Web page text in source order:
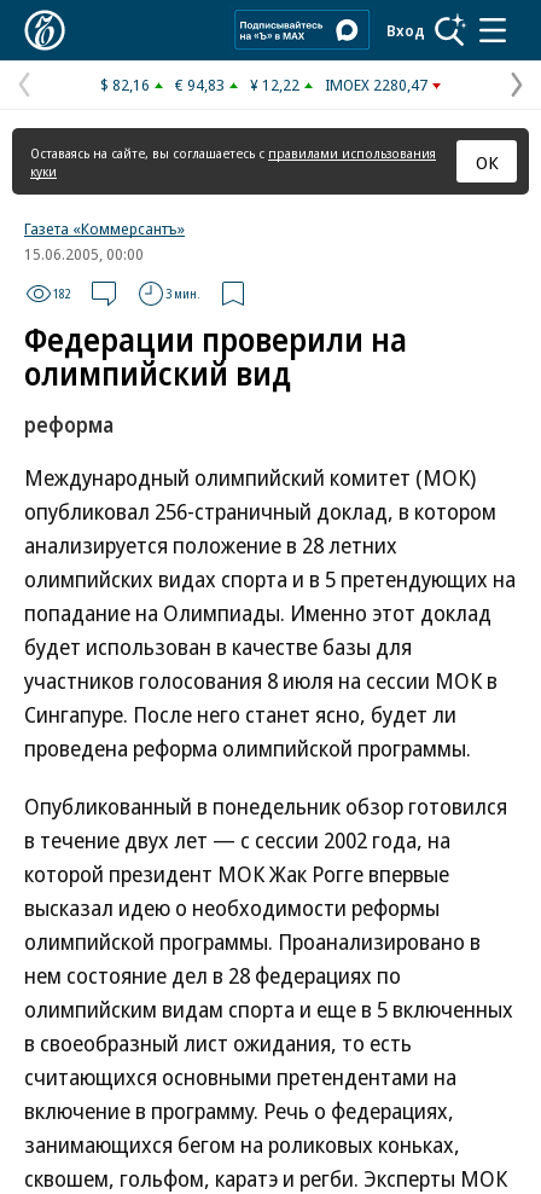
Вход
Предыдущая
страница
$ 82,16 € 94,83 ¥ 12,22 IMOEX 2280,47
Оставаясь на сайте, вы соглашаетесь с правилами использования
куки
ОК
Газета «Коммерсантъ»
15.06.2005, 00:00
182 3 мин.
Федерации проверили на
олимпийский вид
реформа
Международный олимпийский комитет (МОК)
опубликовал 256-страничный доклад, в котором
анализируется положение в 28 летних
олимпийских видах спорта и в 5 претендующих на
попадание на Олимпиады. Именно этот доклад
будет использован в качестве базы для
участников голосования 8 июля на сессии МОК в
Сингапуре. После него станет ясно, будет ли
проведена реформа олимпийской программы.
Опубликованный в понедельник обзор готовился
в течение двух лет — с сессии 2002 года, на
которой президент МОК Жак Рогге впервые
высказал идею о необходимости реформы
олимпийской программы. Проанализировано в
нем состояние дел в 28 федерациях по
олимпийским видам спорта и еще в 5 включенных
в своеобразный лист ожидания, то есть
считающихся основными претендентами на
включение в программу. Речь о федерациях,
занимающихся бегом на роликовых коньках,
сквошем, гольфом, каратэ и регби. Эксперты МОК